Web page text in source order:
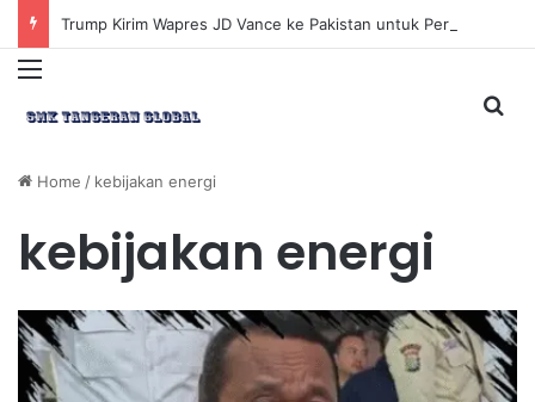
Menu
Home / kebijakan energi
kebijakan energi